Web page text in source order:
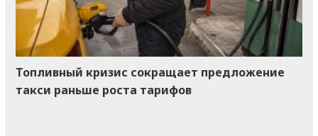
Топливный кризис сокращает предложение
такси раньше роста тарифов